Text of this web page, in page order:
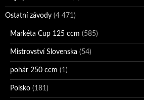
Ostatní závody (4 471)
Markéta Cup 125 ccm (585)
Mistrovství Slovenska (54)
pohár 250 ccm (1)
Polsko (181)